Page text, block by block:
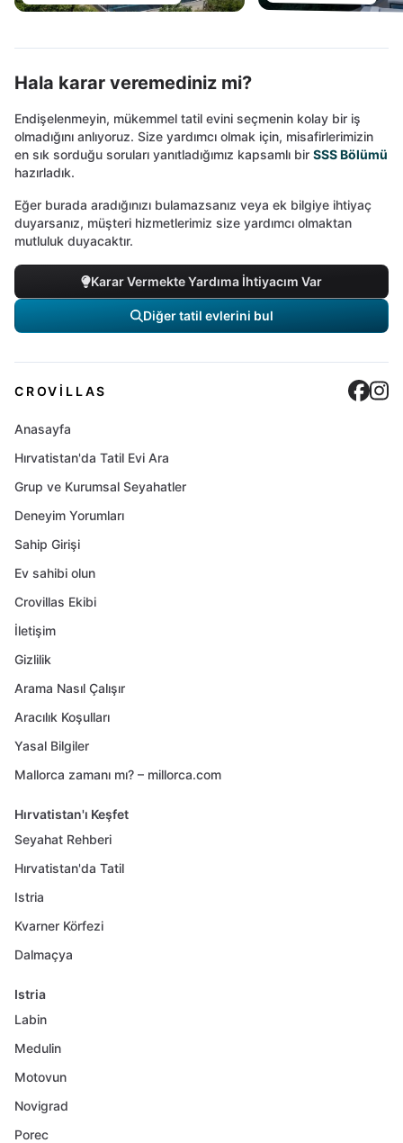
Hala karar veremediniz mi?
Endişelenmeyin, mükemmel tatil evini seçmenin kolay bir iş
olmadığını anlıyoruz. Size yardımcı olmak için, misafirlerimizin
en sık sorduğu soruları yanıtladığımız kapsamlı bir SSS Bölümü
hazırladık.
Eğer burada aradığınızı bulamazsanız veya ek bilgiye ihtiyaç
duyarsanız, müşteri hizmetlerimiz size yardımcı olmaktan
mutluluk duyacaktır.
Karar Vermekte Yardıma İhtiyacım Var
Diğer tatil evlerini bul
CROVILLAS
Anasayfa
Hırvatistan'da Tatil Evi Ara
Grup ve Kurumsal Seyahatler
Deneyim Yorumları
Sahip Girişi
Ev sahibi olun
Crovillas Ekibi
İletişim
Gizlilik
Arama Nasıl Çalışır
Aracılık Koşulları
Yasal Bilgiler
Mallorca zamanı mı? – millorca.com
Hırvatistan'ı Keşfet
Seyahat Rehberi
Hırvatistan'da Tatil
Istria
Kvarner Körfezi
Dalmaçya
Istria
Labin
Medulin
Motovun
Novigrad
Porec